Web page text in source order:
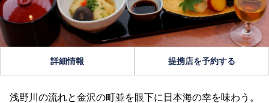
詳細情報 提携店を予約する
浅野川の流れと金沢の町並を眼下に日本海の幸を味わう。